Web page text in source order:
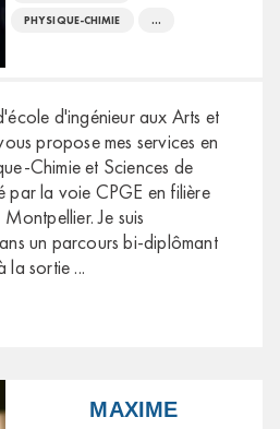
PHYSIQUE-CHIMIE ...
d'ingénieur aux Arts et
propose mes services en
Chimie et Sciences de
par la voie CPGE en filière
Je suis
un parcours bi-diplômant
la sortie...
MAXIME